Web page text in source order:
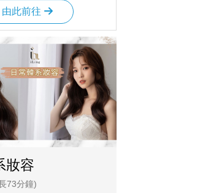
由此前往
妝容
73分鐘)